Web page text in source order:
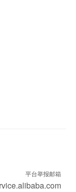
平台举报邮箱